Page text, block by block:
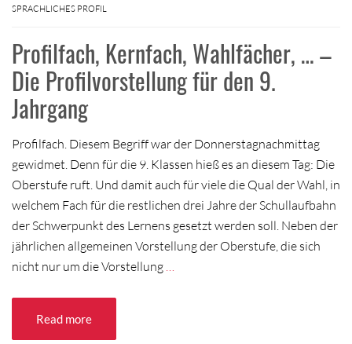
SPRACHLICHES PROFIL
Profilfach, Kernfach, Wahlfächer, … –
Die Profilvorstellung für den 9.
Jahrgang
Profilfach. Diesem Begriff war der Donnerstagnachmittag
gewidmet. Denn für die 9. Klassen hieß es an diesem Tag: Die
Oberstufe ruft. Und damit auch für viele die Qual der Wahl, in
welchem Fach für die restlichen drei Jahre der Schullaufbahn
der Schwerpunkt des Lernens gesetzt werden soll. Neben der
jährlichen allgemeinen Vorstellung der Oberstufe, die sich
nicht nur um die Vorstellung …
Read more